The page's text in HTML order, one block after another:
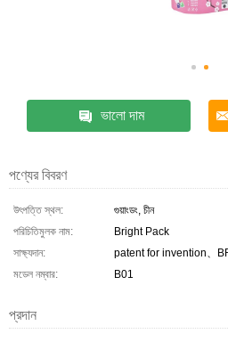
ভালো দাম
পণ্যের বিবরণ
উৎপত্তি স্থল:
গুয়াংডং, চীন
পরিচিতিমুলক নাম:
Bright Pack
সাক্ষ্যদান:
patent for invention、
মডেল নম্বার:
B01
প্রদান